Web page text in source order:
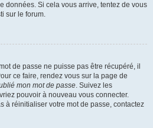
données. Si cela vous arrive, tentez de vous
sur le forum.
de passe ne puisse pas être récupéré, il
ce faire, rendez vous sur la page de
mon mot de passe. Suivez les
pouvoir à nouveau vous connecter.
à réinitialiser votre mot de passe, contactez